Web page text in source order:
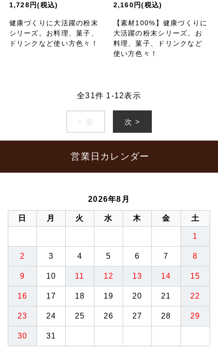
1,728円(税込)
健康づくりに大活躍の粉末
シリーズ。お料理、菓子、
ドリンクなど使い方色々！
2,160円(税込)
【素材100%】健康づくりに
大活躍の粉末シリーズ。お
料理、菓子、ドリンクなど
使い方色々！
全31件 1-12表示
< 前 次 >
営業日カレンダー
2026年8月
日 月 火 水 木 金 土
1
2 3 4 5 6 7 8
9 10 11 12 13 14 15
16 17 18 19 20 21 22
23 24 25 26 27 28 29
30 31